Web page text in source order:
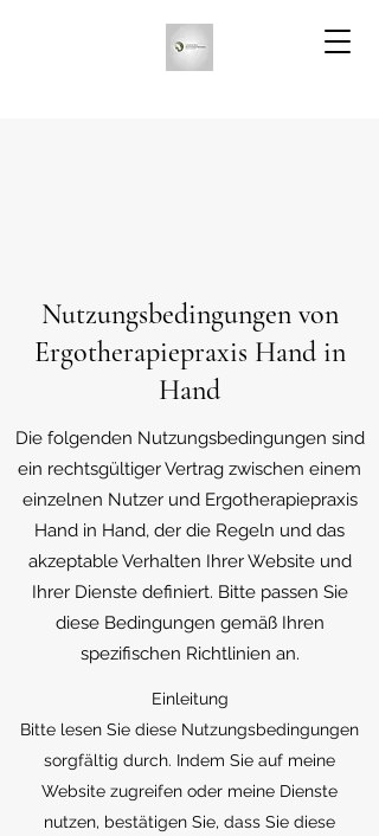
Nutzungsbedingungen von
Ergotherapiepraxis Hand in
Hand
Die folgenden Nutzungsbedingungen sind
ein rechtsgültiger Vertrag zwischen einem
einzelnen Nutzer und Ergotherapiepraxis
Hand in Hand, der die Regeln und das
akzeptable Verhalten Ihrer Website und
Ihrer Dienste definiert. Bitte passen Sie
diese Bedingungen gemäß Ihren
spezifischen Richtlinien an.
Einleitung
Bitte lesen Sie diese Nutzungsbedingungen
sorgfältig durch. Indem Sie auf meine
Website zugreifen oder meine Dienste
nutzen, bestätigen Sie, dass Sie diese